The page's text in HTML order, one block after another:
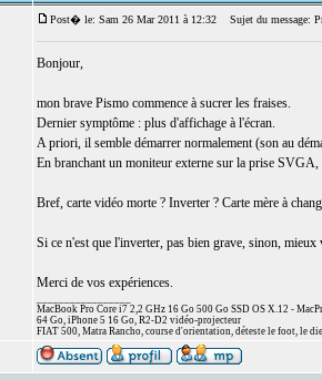
Post� le: Sam 26 Mar 2011 à 12:32 Sujet du message:
Bonjour,
mon brave Pismo commence à sucrer les fraises.
Dernier symptôme : plus d'affichage à l'écran.
A priori, il semble démarrer normalement (son au
En branchant un moniteur externe sur la prise SVGA,
Bref, carte vidéo morte ? Inverter ? Carte mère à
Si ce n'est que l'inverter, pas bien grave, sinon,
Merci de vos expériences.
MacBook Pro Core i7 2,2 GHz 16 Go 500 Go SSD OS X.12 -
64 Go, iPhone 5 16 Go, R2-D2 vidéo-projecteur
FIAT 500, Matra Rancho, course d'orientation, déteste le foot, le